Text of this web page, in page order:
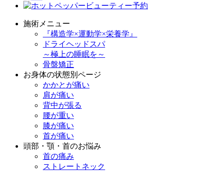
施術メニュー
『構造学×運動学×栄養学』
ドライヘッドスパ
～極上の睡眠を～
骨盤矯正
お身体の状態別ページ
かかとが痛い
肩が痛い
背中が張る
腰が重い
膝が痛い
首が痛い
頭部・顎・首のお悩み
首の痛み
ストレートネック